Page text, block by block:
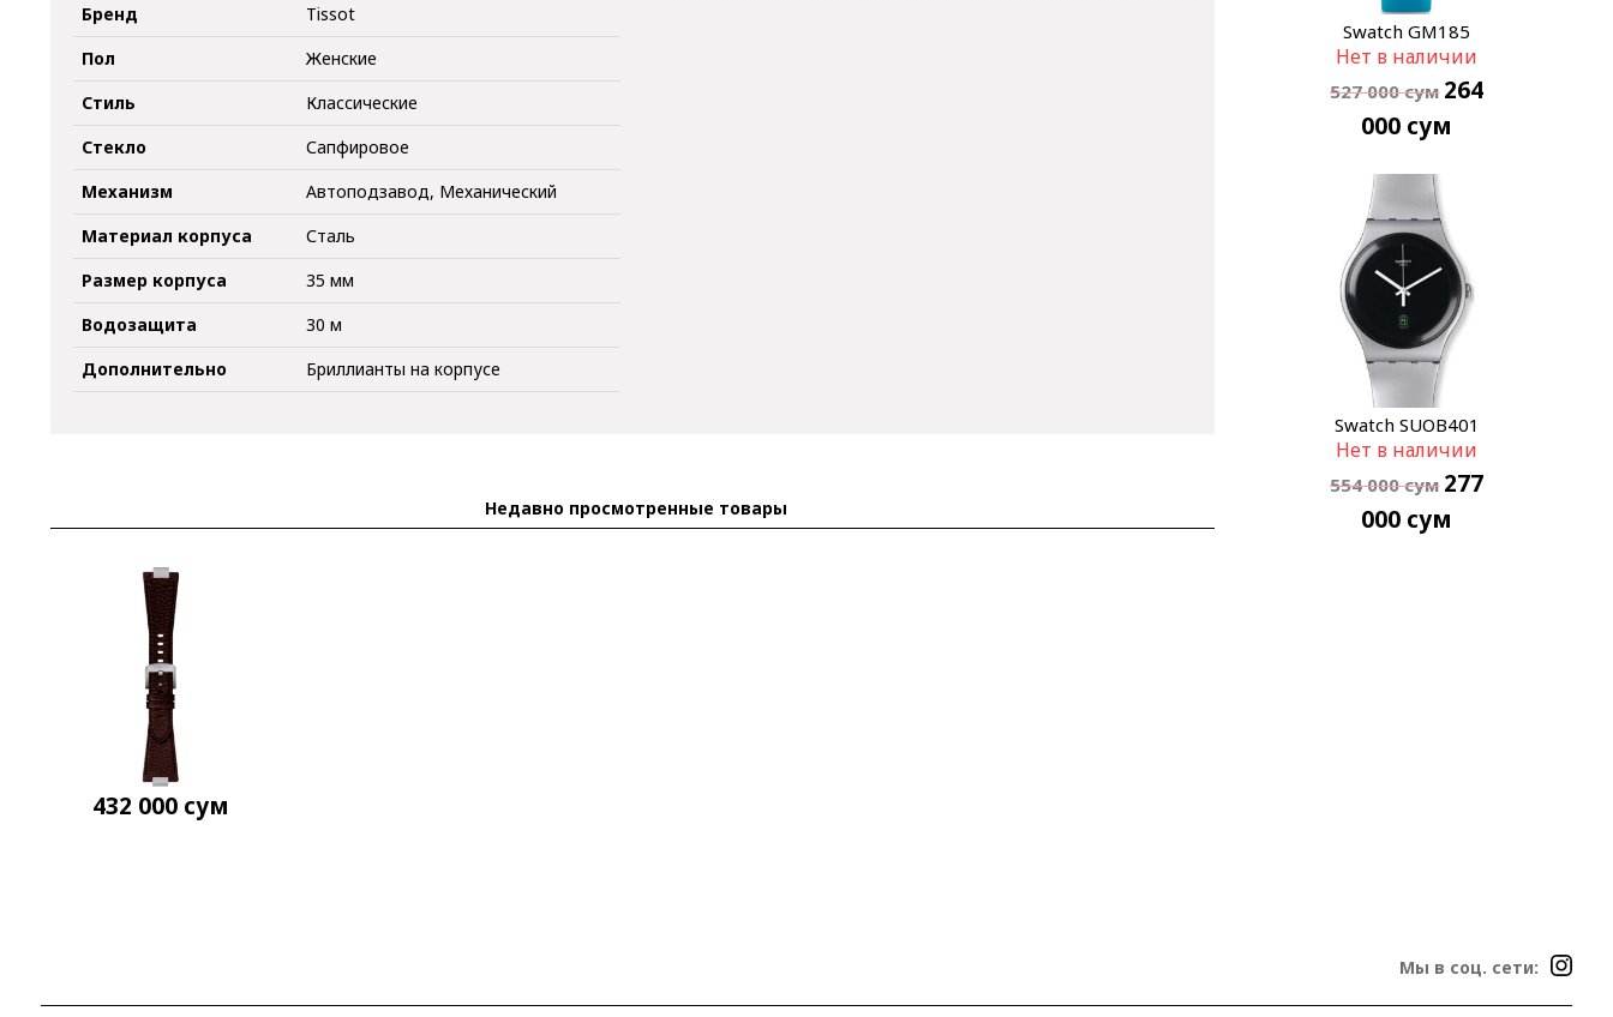
Бренд
Tissot
Пол
Женские
Стиль
Классические
Стекло
Сапфировое
Механизм
Автоподзавод, Механический
Материал корпуса
Сталь
Размер корпуса
35 мм
Водозащита
30 м
Дополнительно
Бриллианты на корпусе
Недавно просмотренные товары
432 000 сум
Swatch GM185
Нет в наличии
527 000сум 264
000 сум
Swatch SUOB401
Нет в наличии
554 000сум 277
000 сум
Мы в соц. сети: